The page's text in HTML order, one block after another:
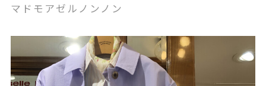
マドモアゼルノンノン